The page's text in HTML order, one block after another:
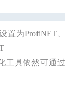
置为ProfiNET、
工具依然可通过